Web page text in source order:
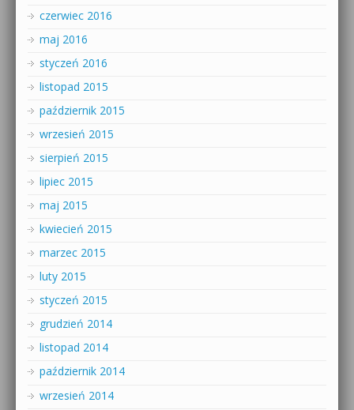
czerwiec 2016
maj 2016
styczeń 2016
listopad 2015
październik 2015
wrzesień 2015
sierpień 2015
lipiec 2015
maj 2015
kwiecień 2015
marzec 2015
luty 2015
styczeń 2015
grudzień 2014
listopad 2014
październik 2014
wrzesień 2014